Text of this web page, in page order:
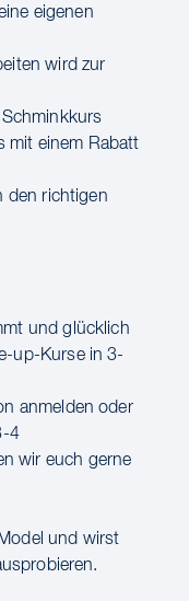
eigenen
wird zur
mit einem Rabatt
den richtigen
und glücklich
up-Kurse in 3-
anmelden oder
4
wir euch gerne
und wirst